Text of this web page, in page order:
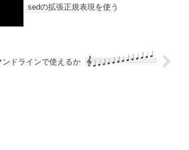
sedの拡張正規表現を使う
ドラインで使えるか